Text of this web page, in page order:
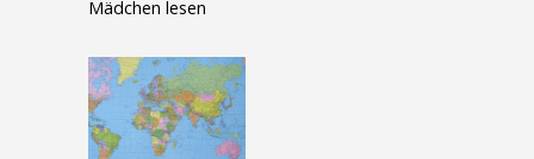
Mädchen lesen